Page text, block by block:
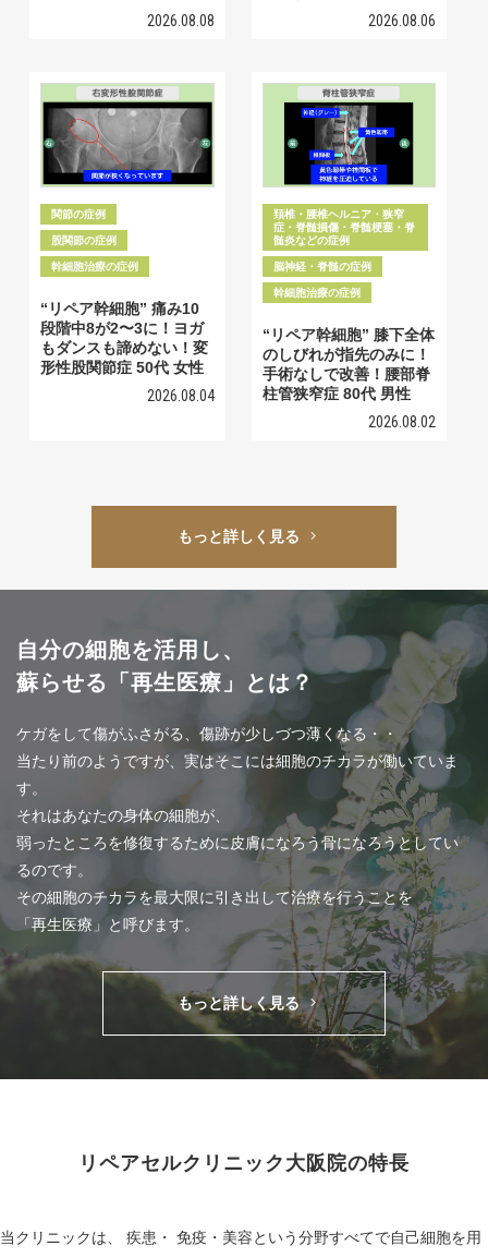
2026.08.08
2026.08.06
関節の症例
股関節の症例
幹細胞治療の症例
“リペア幹細胞” 痛み10
段階中8が2〜3に！ヨガ
もダンスも諦めない！変
形性股関節症 50代 女性
2026.08.04
頚椎・腰椎ヘルニア・狭窄
症・脊髄損傷・脊髄梗塞・脊
髄炎などの症例
脳神経・脊髄の症例
幹細胞治療の症例
“リペア幹細胞” 膝下全体
のしびれが指先のみに！
手術なしで改善！腰部脊
柱管狭窄症 80代 男性
2026.08.02
もっと詳しく見る
自分の細胞を活用し、
蘇らせる
「再生医療」とは？
ケガをして傷がふさがる、傷跡が少しづつ薄くなる・・
当たり前のようですが、実はそこには細胞のチカラが働いていま
す。
それはあなたの身体の細胞が、
弱ったところを修復するために皮膚になろう骨になろうとしてい
るのです。
その細胞のチカラを最大限に引き出して治療を行うことを
「再生医療」と呼びます。
もっと詳しく見る
リペアセルクリニック大阪院の特長
当クリニックは、 疾患・ 免疫・美容という分野すべてで自己細胞を用